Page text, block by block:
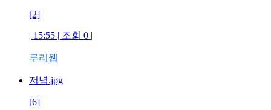
[2]
| 15:55 | 조회 0 |
루리웹
저녁.jpg
[6]